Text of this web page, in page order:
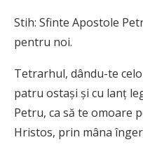
Stih: Sfinte Apostole
pentru noi.
Tetrarhul, dându-te
patru ostaşi şi cu lanţ
Petru, ca să te omoare
Hristos, prin mâna